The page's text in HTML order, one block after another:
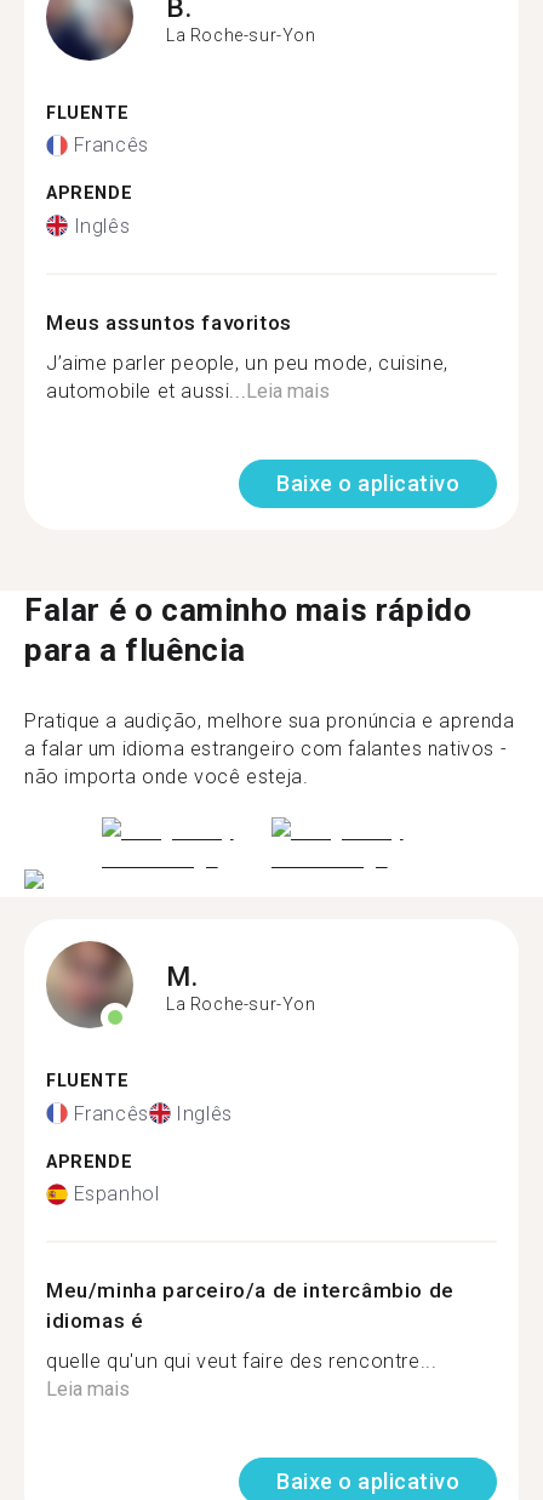
B.
La Roche-sur-Yon
FLUENTE
Francês
APRENDE
Inglês
Meus assuntos favoritos
J’aime parler people, un peu mode, cuisine,
automobile et aussi... Leia mais
Baixe o aplicativo
Falar é o caminho mais rápido
para a fluência
Pratique a audição, melhore sua pronúncia e aprenda
a falar um idioma estrangeiro com falantes nativos -
não importa onde você esteja.
M.
La Roche-sur-Yon
FLUENTE
Francês Inglês
APRENDE
Espanhol
Meu/minha parceiro/a de intercâmbio de
idiomas é
quelle qu'un qui veut faire des rencontre...
Leia mais
Baixe o aplicativo